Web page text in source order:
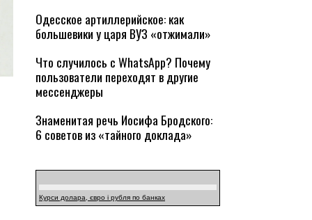
Одесское артиллерийское: как
большевики у царя ВУЗ «отжимали»
Что случилось с WhatsApp? Почему
пользователи переходят в другие
мессенджеры
Знаменитая речь Иосифа Бродского:
6 советов из «тайного доклада»
Курси долара, євро і рубля по банках